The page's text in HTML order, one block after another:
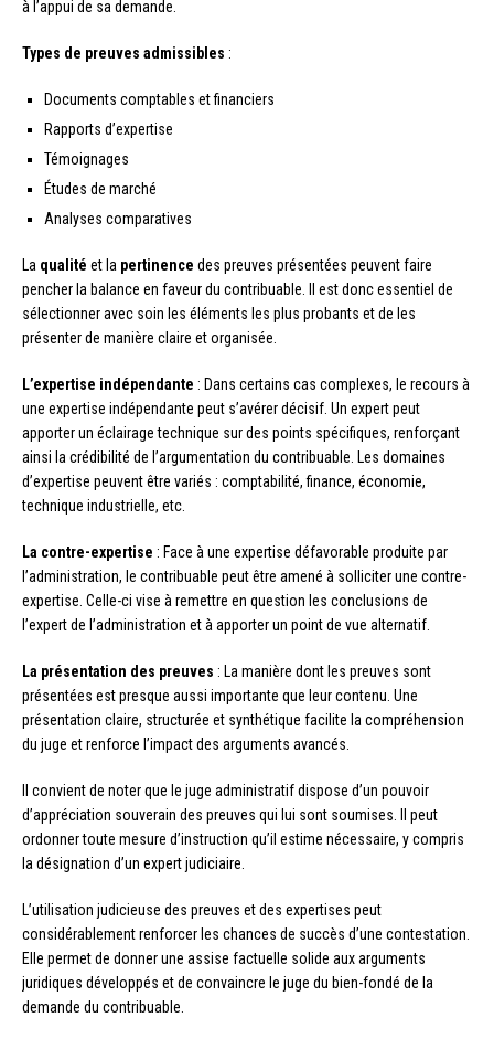
à l’appui de sa demande.
Types de preuves admissibles :
Documents comptables et financiers
Rapports d’expertise
Témoignages
Études de marché
Analyses comparatives
La qualité et la pertinence des preuves présentées peuvent faire
pencher la balance en faveur du contribuable. Il est donc essentiel de
sélectionner avec soin les éléments les plus probants et de les
présenter de manière claire et organisée.
L’expertise indépendante : Dans certains cas complexes, le recours à
une expertise indépendante peut s’avérer décisif. Un expert peut
apporter un éclairage technique sur des points spécifiques, renforçant
ainsi la crédibilité de l’argumentation du contribuable. Les domaines
d’expertise peuvent être variés : comptabilité, finance, économie,
technique industrielle, etc.
La contre-expertise : Face à une expertise défavorable produite par
l’administration, le contribuable peut être amené à solliciter une contre-
expertise. Celle-ci vise à remettre en question les conclusions de
l’expert de l’administration et à apporter un point de vue alternatif.
La présentation des preuves : La manière dont les preuves sont
présentées est presque aussi importante que leur contenu. Une
présentation claire, structurée et synthétique facilite la compréhension
du juge et renforce l’impact des arguments avancés.
Il convient de noter que le juge administratif dispose d’un pouvoir
d’appréciation souverain des preuves qui lui sont soumises. Il peut
ordonner toute mesure d’instruction qu’il estime nécessaire, y compris
la désignation d’un expert judiciaire.
L’utilisation judicieuse des preuves et des expertises peut
considérablement renforcer les chances de succès d’une contestation.
Elle permet de donner une assise factuelle solide aux arguments
juridiques développés et de convaincre le juge du bien-fondé de la
demande du contribuable.